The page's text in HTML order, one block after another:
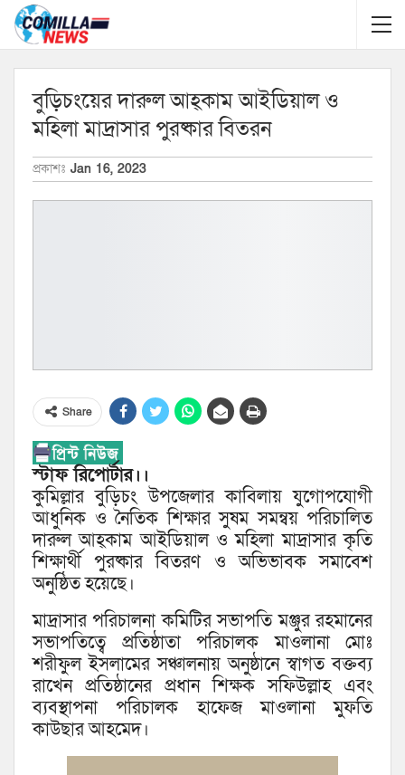
বুড়িচংয়ের দারুল আহ্কাম আইডিয়াল ও
মহিলা মাদ্রাসার পুরষ্কার বিতরন
প্রকাশঃ Jan 16, 2023
Share
স্টাফ রিপোর্টার।।
কুমিল্লার বুড়িচং উপজেলার কাবিলায় যুগোপযোগী
আধুনিক ও নৈতিক শিক্ষার সুষম সমন্বয় পরিচালিত
দারুল আহ্কাম আইডিয়াল ও মহিলা মাদ্রাসার কৃতি
শিক্ষার্থী পুরষ্কার বিতরণ ও অভিভাবক সমাবেশ
অনুষ্ঠিত হয়েছে।
মাদ্রাসার পরিচালনা কমিটির সভাপতি মঞ্জুর রহমানের
সভাপতিত্বে প্রতিষ্ঠাতা পরিচালক মাওলানা মোঃ
শরীফুল ইসলামের সঞ্চালনায় অনুষ্ঠানে স্বাগত বক্তব্য
রাখেন প্রতিষ্ঠানের প্রধান শিক্ষক সফিউল্লাহ এবং
ব্যবস্থাপনা পরিচালক হাফেজ মাওলানা মুফতি
কাউছার আহমেদ।